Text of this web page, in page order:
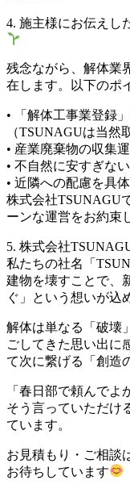
4. 施主様にお伝えし
残念ながら、解体業
在します。以下のポ
• 「解体工事業登録
（TSUNAGUは当然
• 産業廃棄物の収集
• 不自然に安すぎな
• 近隣への配慮を具
株式会社TSUNAGU
ーンな運営をお約束
5. 株式会社
私たちの社名「
建物を壊すことで、
ぐ」という想いが込
解体は単なる「破壊
ごしてきた思い出に
て次に繋げる「創造
「春日部で頼んでよ
そう言っていただけ
ています。
お見積もり・ご相談
お待ちしています